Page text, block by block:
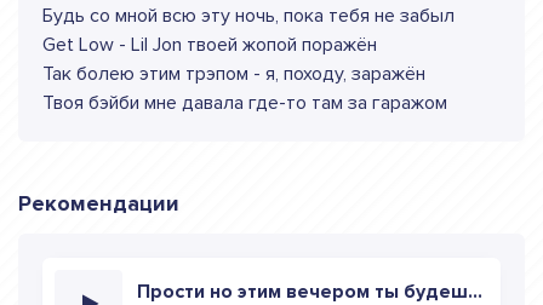
Будь со мной всю эту ночь, пока тебя не забыл
Get Low - Lil Jon твоей жопой поражён
Так болею этим трэпом - я, походу, заражён
Твоя бэйби мне давала где-то там за гаражом
Рекомендации
Прости но этим вечером ты будешь одна